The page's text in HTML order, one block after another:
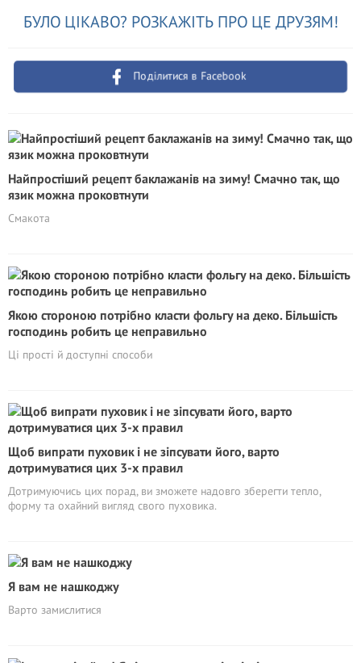
БУЛО ЦІКАВО? РОЗКАЖІТЬ ПРО ЦЕ ДРУЗЯМ!
Поділитися в Facebook
Найпростіший рецепт баклажанів на зиму! Смачно так, що
язик можна проковтнути
Смакота
Якою стороною потрібно класти фольгу на деко. Більшість
господинь робить це неправильно
Ці прості й доступні способи
Щоб випрати пуховик і не зіпсувати його, варто
дотримуватися цих 3-х правил
Дотримуючись цих порад, ви зможете надовго зберегти тепло,
форму та охайний вигляд свого пуховика.
Я вам не нашкоджу
Варто замислитися